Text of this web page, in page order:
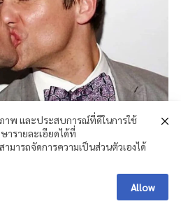
พ และประสบการณ์ที่ดีในการใช้
ารายละเอียดได้ที่
ามารถจัดการความเป็นส่วนตัวเองได้
Allow